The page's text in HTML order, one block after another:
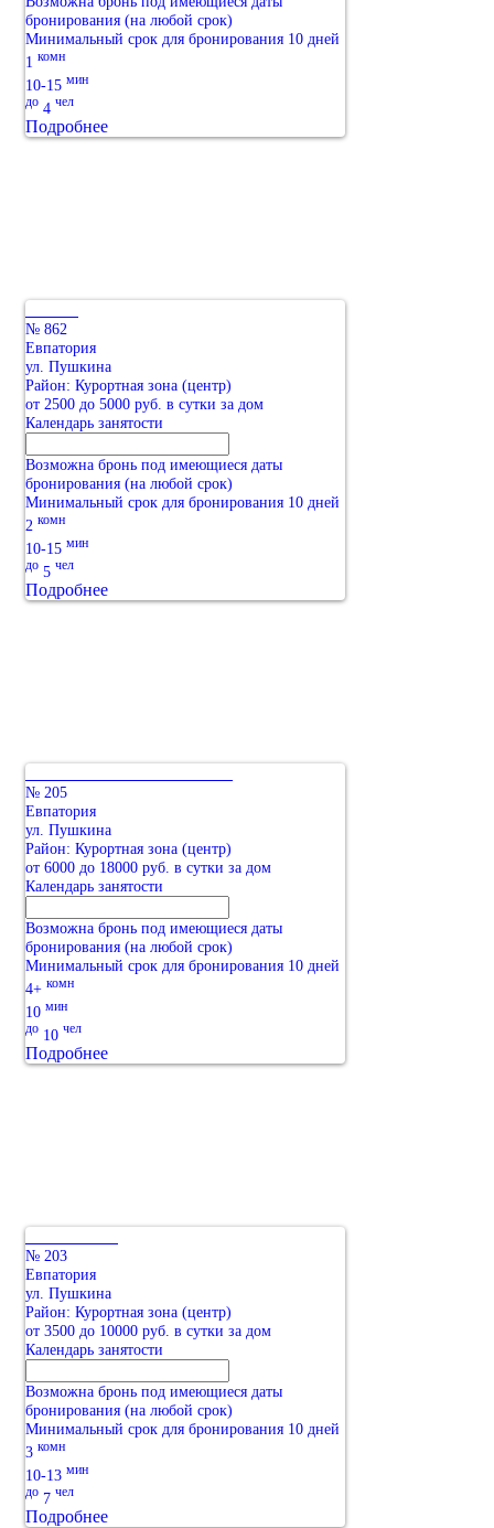
бронирования (на любой срок)
Минимальный срок для бронирования 10 дней
1 комн
10-15 мин
до 4 чел
Подробнее
№ 862
Евпатория
ул. Пушкина
Район: Курортная зона (центр)
от 2500 до 5000 руб. в сутки за дом
Календарь занятости
Возможна бронь под имеющиеся даты
бронирования (на любой срок)
Минимальный срок для бронирования 10 дней
2 комн
10-15 мин
до 5 чел
Подробнее
№ 205
Евпатория
ул. Пушкина
Район: Курортная зона (центр)
от 6000 до 18000 руб. в сутки за дом
Календарь занятости
Возможна бронь под имеющиеся даты
бронирования (на любой срок)
Минимальный срок для бронирования 10 дней
4+ комн
10 мин
до 10 чел
Подробнее
№ 203
Евпатория
ул. Пушкина
Район: Курортная зона (центр)
от 3500 до 10000 руб. в сутки за дом
Календарь занятости
Возможна бронь под имеющиеся даты
бронирования (на любой срок)
Минимальный срок для бронирования 10 дней
3 комн
10-13 мин
до 7 чел
Подробнее